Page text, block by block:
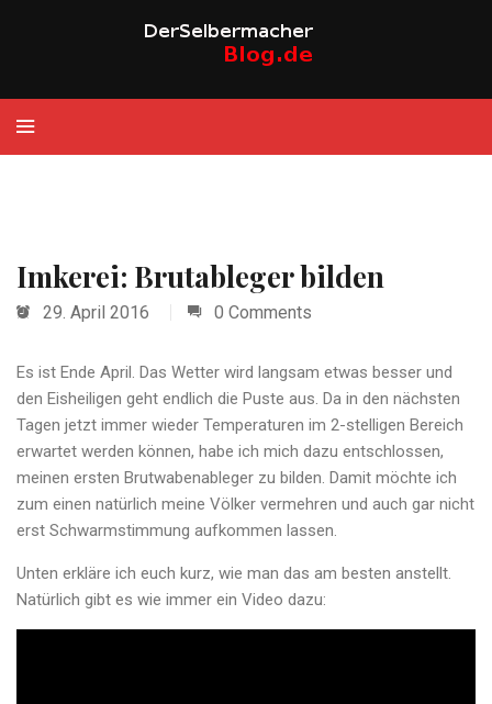
Imkerei: Brutableger bilden
29. April 2016 0 Comments
Es ist Ende April. Das Wetter wird langsam etwas besser und
den Eisheiligen geht endlich die Puste aus. Da in den nächsten
Tagen jetzt immer wieder Temperaturen im 2-stelligen Bereich
erwartet werden können, habe ich mich dazu entschlossen,
meinen ersten Brutwabenableger zu bilden. Damit möchte ich
zum einen natürlich meine Völker vermehren und auch gar nicht
erst Schwarmstimmung aufkommen lassen.
Unten erkläre ich euch kurz, wie man das am besten anstellt.
Natürlich gibt es wie immer ein Video dazu: